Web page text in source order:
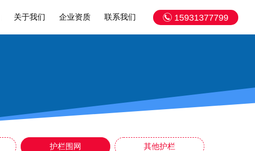
15931377799
关于我们 企业资质 联系我们
护栏围网 其他护栏